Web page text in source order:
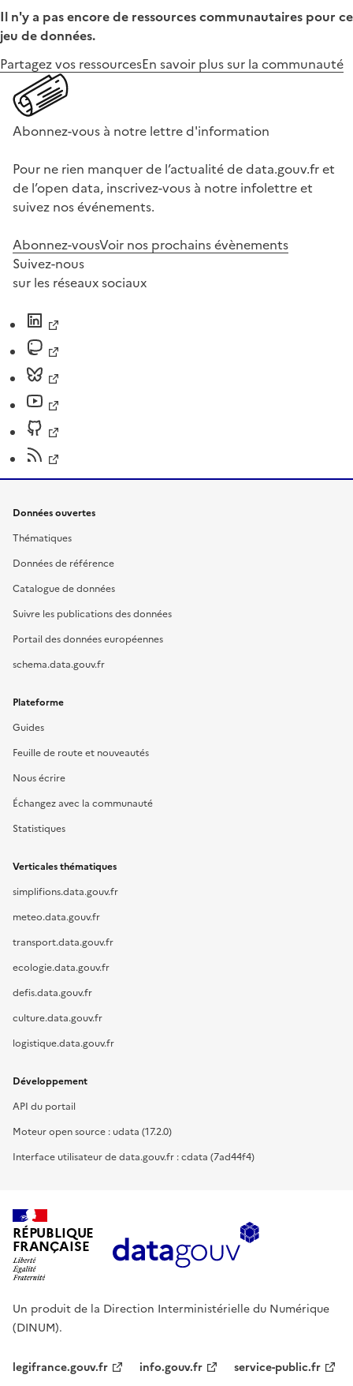
Il n'y a pas encore de ressources communautaires pour ce
jeu de données.
Partagez vos ressourcesEn savoir plus sur la communauté
Abonnez-vous à notre lettre d'information
Pour ne rien manquer de l’actualité de data.gouv.fr et
de l’open data, inscrivez-vous à notre infolettre et
suivez nos événements.
Abonnez-vousVoir nos prochains évènements
Suivez-nous
sur les réseaux sociaux
Données ouvertes
Thématiques
Données de référence
Catalogue de données
Suivre les publications des données
Portail des données européennes
schema.data.gouv.fr
Plateforme
Guides
Feuille de route et nouveautés
Nous écrire
Échangez avec la communauté
Statistiques
Verticales thématiques
simplifions.data.gouv.fr
meteo.data.gouv.fr
transport.data.gouv.fr
ecologie.data.gouv.fr
defis.data.gouv.fr
culture.data.gouv.fr
logistique.data.gouv.fr
Développement
API du portail
Moteur open source : udata (17.2.0)
Interface utilisateur de data.gouv.fr : cdata (7ad44f4)
RÉPUBLIQUE
FRANÇAISE
Un produit de la Direction Interministérielle du Numérique
(DINUM).
legifrance.gouv.fr info.gouv.fr service-public.fr